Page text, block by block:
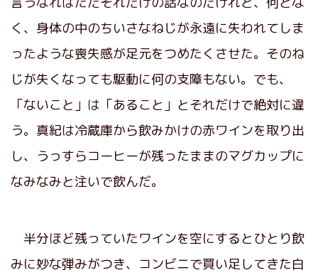
く、身体の中のちいさなねじが永遠に失われてしま
ったような喪失感が足元をつめたくさせた。そのね
じが失くなっても駆動に何の支障もない。でも、
「ないこと」は「あること」とそれだけで絶対に違
う。真紀は冷蔵庫から飲みかけの赤ワインを取り出
し、うっすらコーヒーが残ったままのマグカップに
なみなみと注いで飲んだ。
半分ほど残っていたワインを空にするとひとり飲
みに妙な弾みがつき、コンビニで買い足してきた白